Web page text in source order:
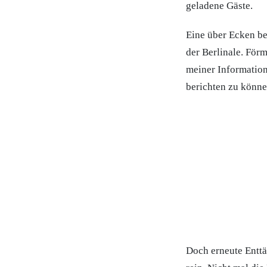
geladene Gäste.
Eine über Ecken
der Berlinale.
meiner
berichten zu
Doch erneute